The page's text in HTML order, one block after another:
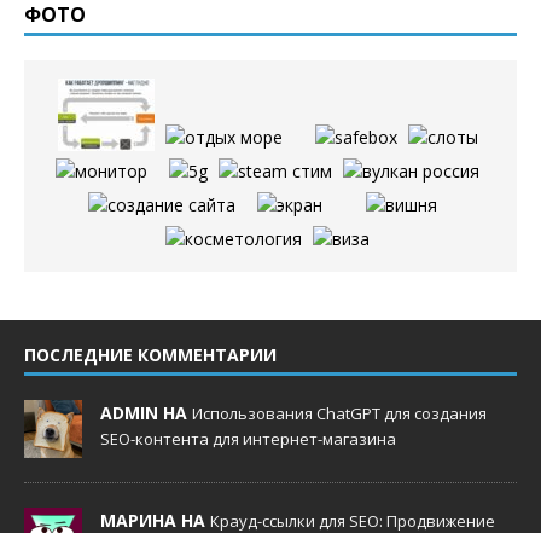
ФОТО
ПОСЛЕДНИЕ КОММЕНТАРИИ
ADMIN НА Использования ChatGPT для создания
SEO-контента для интернет-магазина
МАРИНА НА Крауд-ссылки для SEO: Продвижение